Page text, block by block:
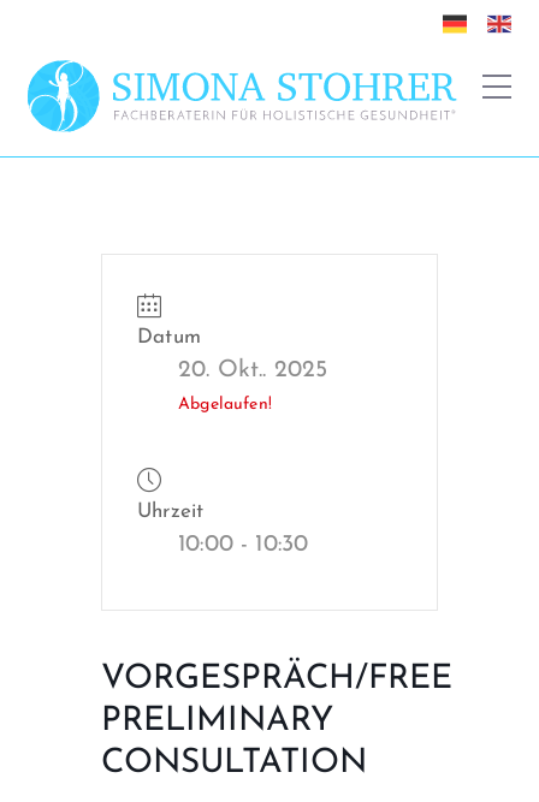
Datum
20. Okt.. 2025
Abgelaufen!
Uhrzeit
10:00 - 10:30
VORGESPRÄCH/FREE
PRELIMINARY
CONSULTATION